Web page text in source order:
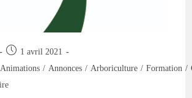
Publication
publiée :
1 avril 2021
Animations / Annonces / Arboriculture / Formation /